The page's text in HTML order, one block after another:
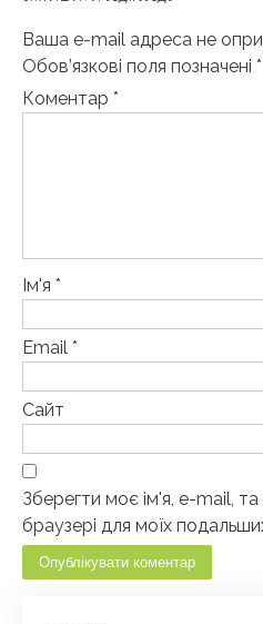
Ваша e-mail адреса не
Обов’язкові поля позначені *
Коментар *
Ім'я *
Email *
Сайт
Зберегти моє ім'я, e-mail,
браузері для моїх